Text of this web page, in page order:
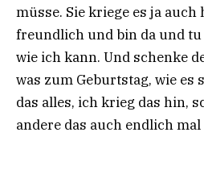
müsse. Sie kriege es ja
freundlich und bin da und
wie ich kann. Und schenke
was zum Geburtstag, wie es
das alles, ich krieg das hin,
andere das auch endlich